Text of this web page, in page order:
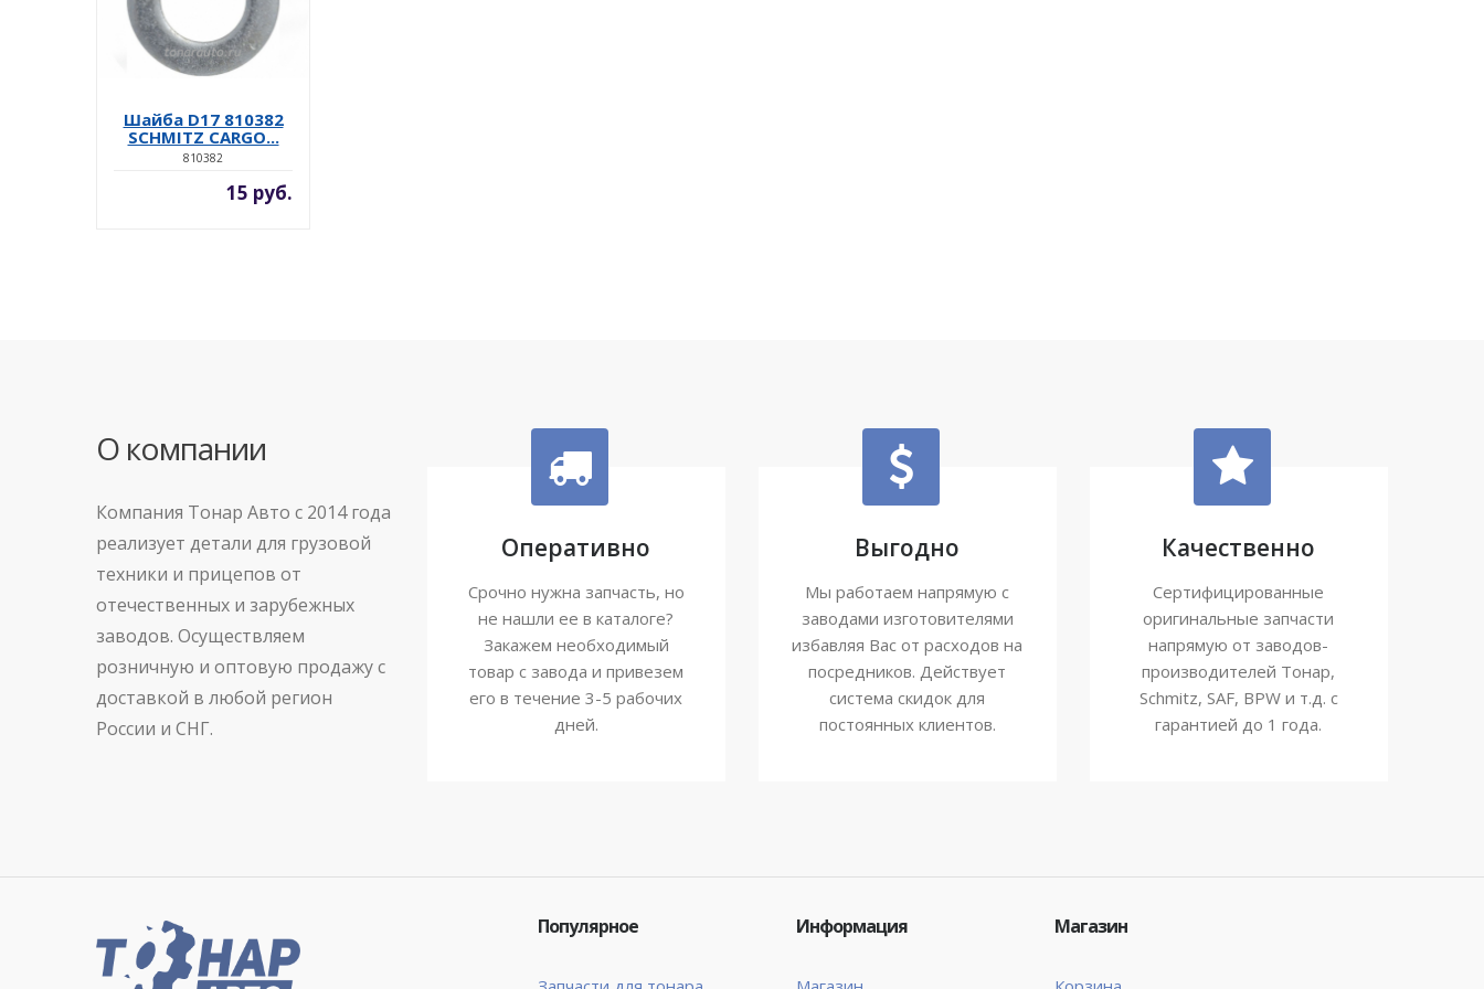
Шайба D17 810382
SCHMITZ CARGO...
810382
15 руб.
О компании
Компания Тонар Авто с 2014 года
реализует детали для грузовой
техники и прицепов от
отечественных и зарубежных
заводов. Осуществляем
розничную и оптовую продажу с
доставкой в любой регион
России и СНГ.
Оперативно
Срочно нужна запчасть, но
не нашли ее в каталоге?
Закажем необходимый
товар с завода и привезем
его в течение 3-5 рабочих
дней.
Выгодно
Мы работаем напрямую с
заводами изготовителями
избавляя Вас от расходов на
посредников. Действует
система скидок для
постоянных клиентов.
Качественно
Сертифицированные
оригинальные запчасти
напрямую от заводов-
производителей Тонар,
Schmitz, SAF, BPW и т.д. с
гарантией до 1 года.
Популярное Информация Магазин